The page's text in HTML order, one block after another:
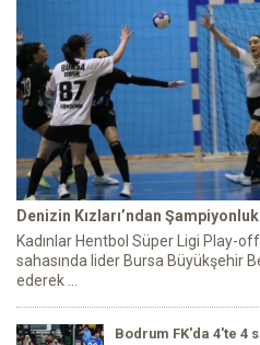
Denizin Kızları’ndan
Kadınlar Hentbol Süper Ligi Play-
sahasında lider Bursa Büyükşehir
ederek ...
Bodrum FK'da 4'te 4